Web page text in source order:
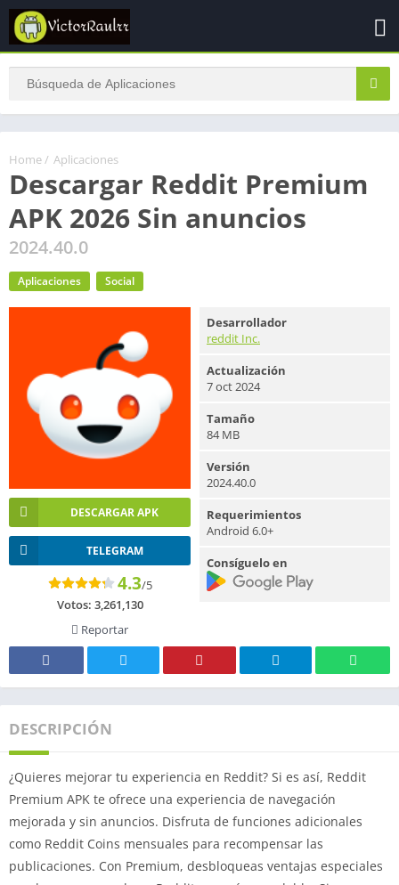
Home / Aplicaciones
Descargar Reddit Premium
APK 2026 Sin anuncios
2024.40.0
Aplicaciones Social
DESCARGAR APK
TELEGRAM
4.3/5
Votos: 3,261,130
Reportar
Desarrollador
reddit Inc.
Actualización
7 oct 2024
Tamaño
84 MB
Versión
2024.40.0
Requerimientos
Android 6.0+
Consíguelo en
DESCRIPCIÓN
¿Quieres mejorar tu experiencia en Reddit? Si es así, Reddit
Premium APK te ofrece una experiencia de navegación
mejorada y sin anuncios. Disfruta de funciones adicionales
como Reddit Coins mensuales para recompensar las
publicaciones. Con Premium, desbloqueas ventajas especiales